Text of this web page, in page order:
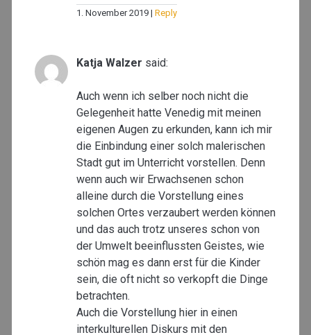
1. November 2019 Reply
Katja Walzer said:
Auch wenn ich selber noch nicht die
Gelegenheit hatte Venedig mit meinen
eigenen Augen zu erkunden, kann ich mir
die Einbindung einer solch malerischen
Stadt gut im Unterricht vorstellen. Denn
wenn auch wir Erwachsenen schon
alleine durch die Vorstellung eines
solchen Ortes verzaubert werden können
und das auch trotz unseres schon von
der Umwelt beeinflussten Geistes, wie
schön mag es dann erst für die Kinder
sein, die oft nicht so verkopft die Dinge
betrachten.
Auch die Vorstellung hier in einen
interkulturellen Diskurs mit den